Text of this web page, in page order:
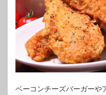
ベーコンチーズバーガーや